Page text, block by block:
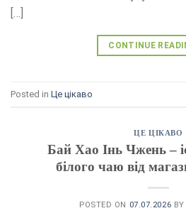
[…]
CONTINUE
Posted in Це цікаво
ЦЕ ЦІКАВО
Бай Хао Інь Чжень –
білого чаю від
POSTED ON 07.07.2026